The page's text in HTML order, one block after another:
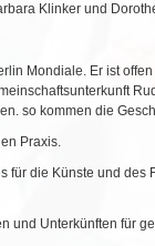
Klinker und
Mondiale. Er ist
so kommen die
Praxis.
die Künste und des
und Unterkünften für